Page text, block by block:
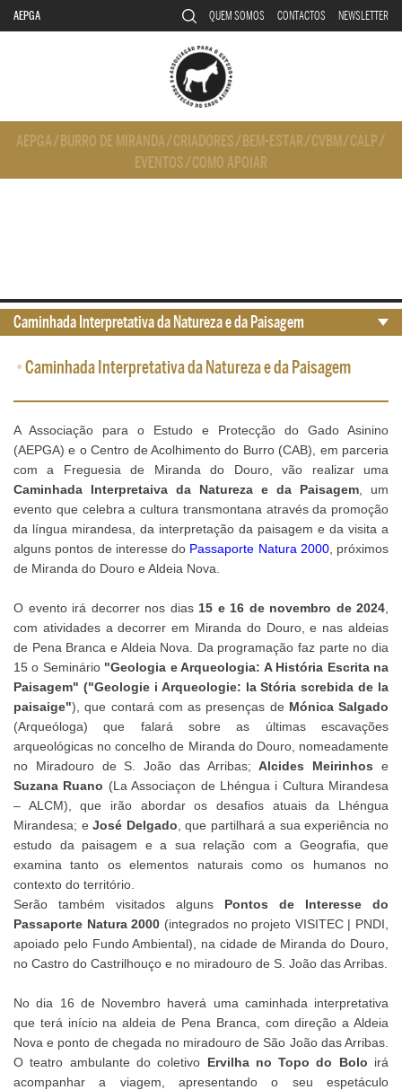
AEPGA QUEM SOMOS CONTACTOS NEWSLETTER
AEPGA/ BURRO DE MIRANDA/CRIADORES/ BEM-ESTAR/CVBM/CALP/
EVENTOS/COMO APOIAR
•Caminhada Interpretativa da Natureza e da Paisagem
A Associação para o Estudo e Protecção do Gado Asinino
(AEPGA) e o Centro de Acolhimento do Burro (CAB), em parceria
com a Freguesia de Miranda do Douro, vão realizar uma
Caminhada Interpretaiva da Natureza e da Paisagem , um
evento que celebra a cultura transmontana através da promoção
da língua mirandesa, da interpretação da paisagem e da visita a
alguns pontos de interesse do Passaporte Natura 2000, próximos
de Miranda do Douro e Aldeia Nova.
O evento irá decorrer nos dias 15 e 16 de novembro de 2024
com atividades a decorrer em Miranda do Douro, e nas aldeias
de Pena Branca e Aldeia Nova. Da programação faz parte no dia
15 o Seminário "Geologia e Arqueologia: A História Escrita na
Paisagem" ("Geologie i Arqueologie: la Stória screbida de la
paisaige"), que contará com as presenças de Mónica Salgado
(Arqueóloga) que falará sobre as últimas escavações
arqueológicas no concelho de Miranda do Douro, nomeadamente
no Miradouro de S. João das Arribas;Alcides Meirinhos e
Suzana Ruano (La Associaçon de Lhéngua i Cultura Mirandesa
– ALCM), que irão abordar os desafios atuais da Lhéngua
Mirandesa; eJosé Delgado , que partilhará a sua experiência no
estudo da paisagem e a sua relação com a Geografia, que
examina tanto os elementos naturais como os humanos no
contexto do território.
Serão também visitados alguns Pontos de Interesse do
Passaporte Natura 2000 (integrados no projeto VISITEC | PNDI,
apoiado pelo Fundo Ambiental), na cidade de Miranda do Douro,
no Castro do Castrilhouço e no miradouro de S. João das Arribas.
No dia 16 de Novembro haverá uma caminhada interpretativa
que terá início na aldeia de Pena Branca, com direção a Aldeia
Nova e ponto de chegada no miradouro de São João das Arribas.
O teatro ambulante do coletivo Ervilha no Topo do Bolo irá
acompanhar a viagem, apresentando o seu espetáculo
Caminhada Interpretativa da Natureza e da Paisagem